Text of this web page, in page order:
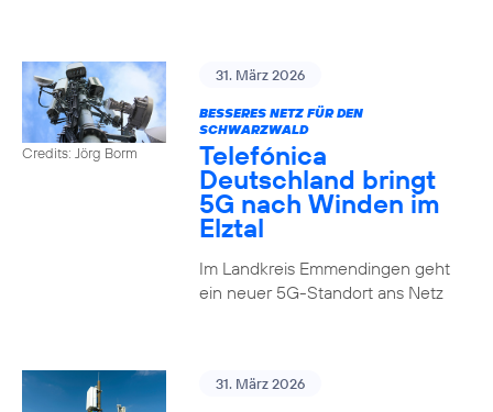
Credits: Jörg Borm
31. März 2026
BESSERES NETZ FÜR DEN
SCHWARZWALD
Telefónica
Deutschland bringt
5G nach Winden im
Elztal
Im Landkreis Emmendingen geht
ein neuer 5G-Standort ans Netz
31. März 2026